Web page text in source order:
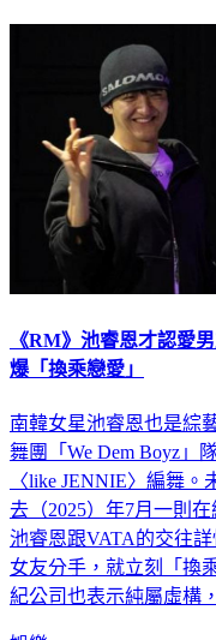
《RM》池睿恩才認愛
爆「換乘戀愛」
南韓女星池睿恩也是綜
舞團「We Dem Boyz」
〈like JENNIE〉編舞
去（2025）年7月一則
池睿恩跟VATA的交往
女友分手，就立刻「換
紀公司也表示純屬虛構